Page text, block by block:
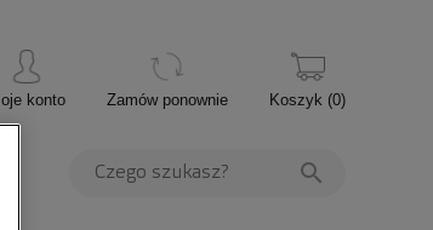
konto Zamów ponownie Koszyk (0)